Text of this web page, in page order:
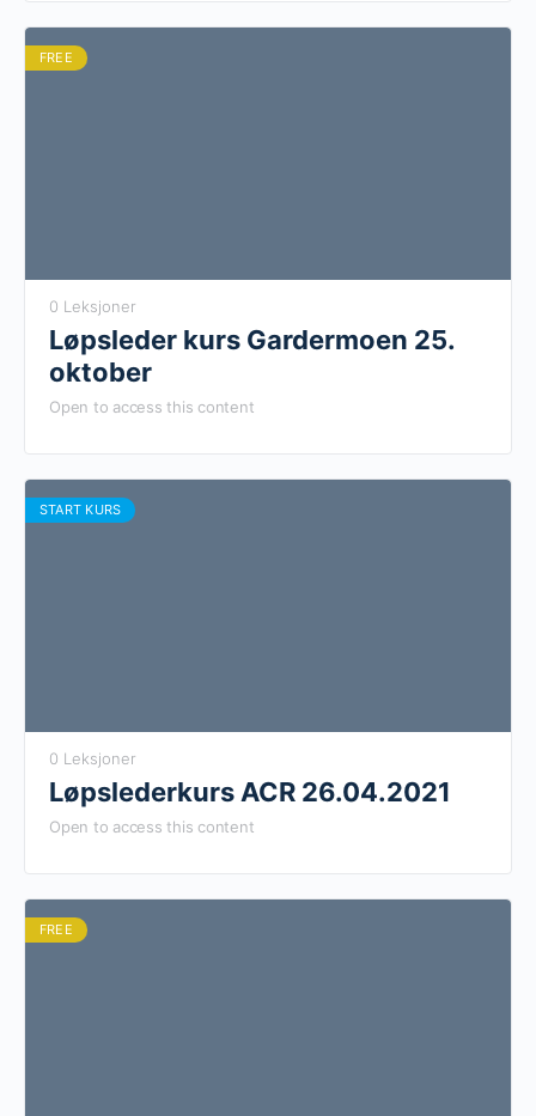
FREE
0 Leksjoner
Løpsleder kurs Gardermoen 25.
oktober
Open to access this content
START KURS
0 Leksjoner
Løpslederkurs ACR 26.04.2021
Open to access this content
FREE